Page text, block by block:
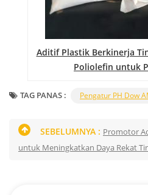
Aditif Plastik Berkinerja
Poliolefin untuk
TAG PANAS : Pengatur PH Dow
SEBELUMNYA : Promotor
untuk Meningkatkan Daya Rekat